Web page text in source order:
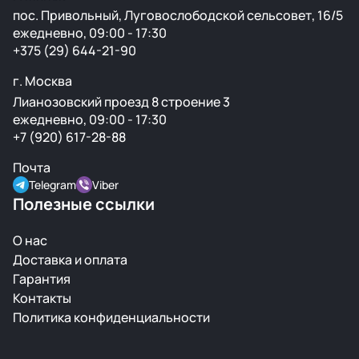
пос. Привольный, Луговослободской сельсовет, 16/5
ежедневно, 09:00 - 17:30
+375 (29) 644-21-90
г. Москва
Лианозовский проезд 8 строение 3
ежедневно, 09:00 - 17:30
+7 (920) 617-28-88
Почта
Telegram Viber
Полезные ссылки
О нас
Доставка и оплата
Гарантия
Контакты
Политика конфиденциальности